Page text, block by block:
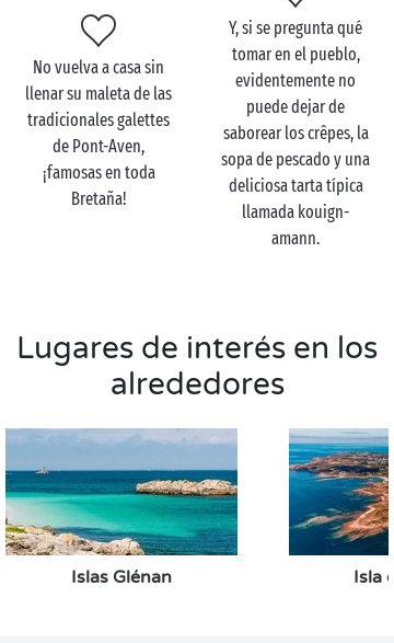
Aven. Museos, galerías, galleterías y tienditas con
encanto guiarán sus pasos por las callejuelas de la
localidad. De vuelta al camping, ¡se llevará consigo
maravillosos recuerdos de su paso por Pont-Aven!
No vuelva a casa sin
llenar su maleta de las
tradicionales galettes
de Pont-Aven,
¡famosas en toda
Bretaña!
Y, si se pregunta qué
tomar en el pueblo,
evidentemente no
puede dejar de
saborear los crêpes, la
sopa de pescado y una
deliciosa tarta típica
llamada kouign-
amann.
Lugares de interés en los
alrededores
Islas Glénan Isla